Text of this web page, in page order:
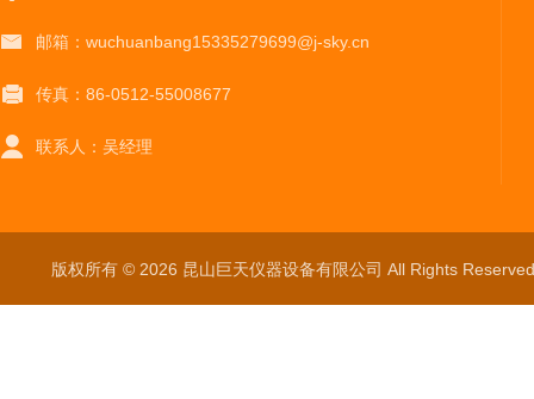
邮箱：wuchuanbang15335279699@j-sky.cn
传真：86-0512-55008677
联系人：吴经理
版权所有 © 2026 昆山巨天仪器设备有限公司 All Rights